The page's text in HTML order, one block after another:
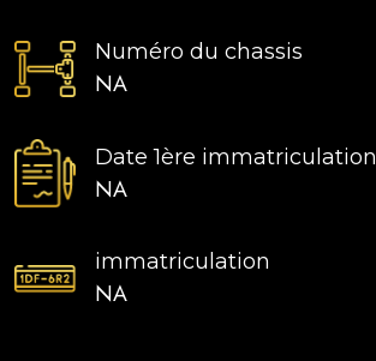
Numéro du chassis
NA
Date 1ère immatriculation
NA
immatriculation
NA